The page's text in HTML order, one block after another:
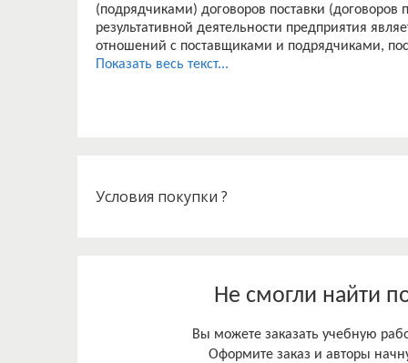
(подрядчиками) договоров поставки
результативной деятельности предприятия
отношений с поставщиками и подрядчиками,
финансовую деятельность предприятия и могут
дисциплины, что требует немедленных мер по
Финансовая устойчивость, независимость и
постоянно возобновлять различные расчеты,
Показать весь текст...
Условия покупки ?
Не смогли найти
Вы можете заказать учебную
Оформите заказ и авторы